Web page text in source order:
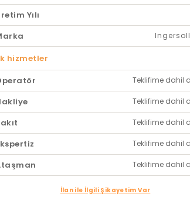
Yılı
hizmetler
Teklifime dahil
Teklifime dahil
Teklifime dahil
Teklifime dahil
Teklifime dahil
İlan ile İlgili Şikayetim Var